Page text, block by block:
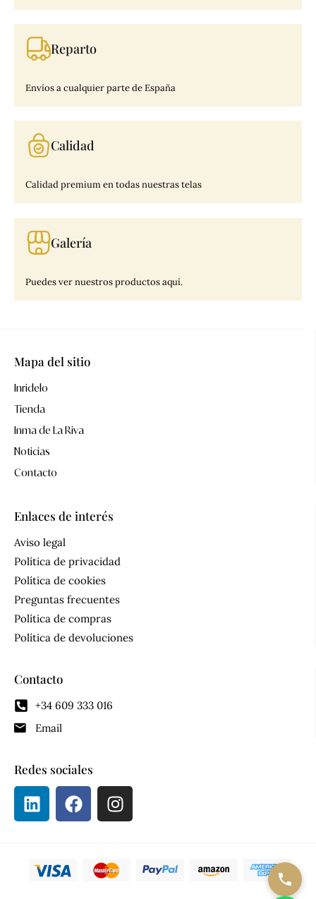
Reparto
Envíos a cualquier parte de España
Calidad
Calidad premium en todas nuestras telas
Galería
Puedes ver nuestros productos aquí.
Mapa del sitio
Inridelo
Tienda
Inma de La Riva
Noticias
Contacto
Enlaces de interés
Aviso legal
Política de privacidad
Política de cookies
Preguntas frecuentes
Política de compras
Política de devoluciones
Contacto
+34 609 333 016
Email
Redes sociales